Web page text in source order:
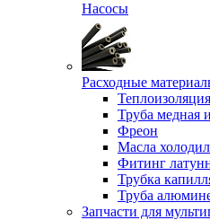
Насосы
Расходные
Теплоизоляция
Труба медная
Фреон
Масла
Фитинг
Трубка
Труба
Запчасти для